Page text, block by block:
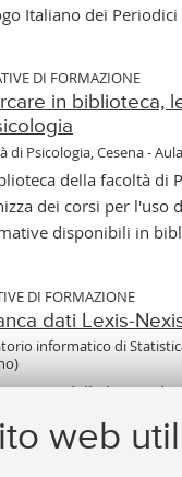
web
Italiano dei Periodici
DI FORMAZIONE
in biblioteca,
di Psicologia, Cesena -
della facoltà di
dei corsi per l'uso
disponibili in
DI FORMAZIONE
dati Lexis-
informatico di
della banca